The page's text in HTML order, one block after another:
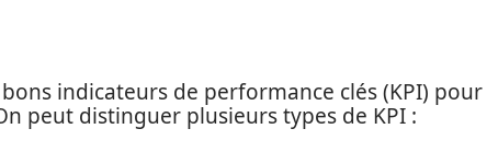
indicateurs de performance clés (KPI) pour
peut distinguer plusieurs types de KPI :